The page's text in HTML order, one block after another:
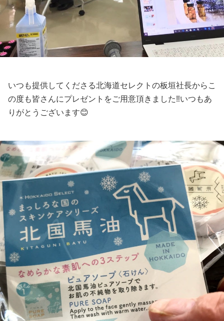
いつも提供してくださる北海道セレクトの板垣社長からこ
の度も皆さんにプレゼントをご用意頂きました‼️いつもあ
りがとうございます😊